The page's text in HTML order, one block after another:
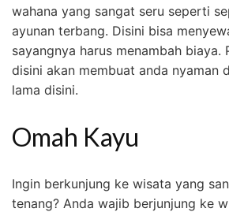
wahana yang sangat seru seperti
ayunan terbang. Disini bisa
sayangnya harus menambah biaya.
disini akan membuat anda nyaman
lama disini.
Omah Kayu
Ingin berkunjung ke wisata yang
tenang? Anda wajib berjunjung ke